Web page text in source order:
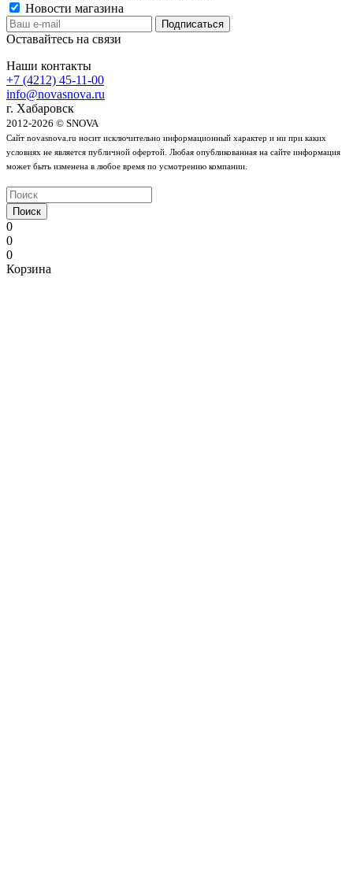
Новости магазина
Оставайтесь на связи
Наши контакты
+7 (4212) 45-11-00
info@novasnova.ru
г. Хабаровск
2012-2026 © SNOVA
Сайт novasnova.ru носит исключительно информационный характер и ни при каких
условиях не является публичной офертой. Любая опубликованная на сайте информация
может быть изменена в любое время по усмотрению компании.
Поиск
0
0
0
Корзина